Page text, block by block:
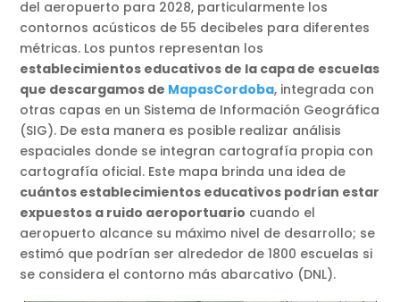
del aeropuerto para 2028, particularmente los
contornos acústicos de 55 decibeles para diferentes
métricas. Los puntos representan los
establecimientos educativos de la capa de escuelas
que descargamos de MapasCordoba, integrada con
otras capas en un Sistema de Información Geográfica
(SIG). De esta manera es posible realizar análisis
espaciales donde se integran cartografía propia con
cartografía oficial. Este mapa brinda una idea de
cuántos establecimientos educativos podrían estar
expuestos a ruido aeroportuario cuando el
aeropuerto alcance su máximo nivel de desarrollo; se
estimó que podrían ser alrededor de 1800 escuelas si
se considera el contorno más abarcativo (DNL).